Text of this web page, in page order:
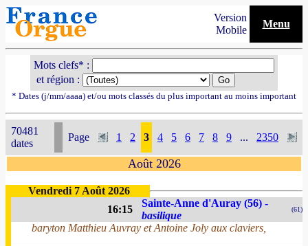
Version
Mobile
Menu
Mots clefs* :
et région :
* Dates (j/mm/aaaa) et/ou mots classés du plus important au moins important
70481
dates
Page 1 2 3 4 5 6 7 8 9 ... 2350
Août 2026
Vendredi 7 Août 2026
16:15
Sainte-Anne d'Auray (56) -
basilique
(61)
baryton Matthieu Auvray et Antoine Joly aux claviers,